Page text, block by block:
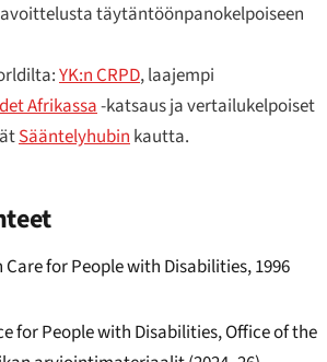
täytäntöönpanokelpoiseen
YK:n CRPD, laajempi
Afrikassa-katsaus ja vertailukelpoiset
Sääntelyhubinkautta.
for People with Disabilities, 1996
for People with Disabilities, Office of the